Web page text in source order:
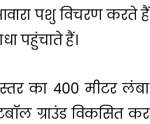
पशु विचरण करते हैं
पहुंचाते हैं।
का 400 मीटर लंबा
ग्राउंड विकसित कर